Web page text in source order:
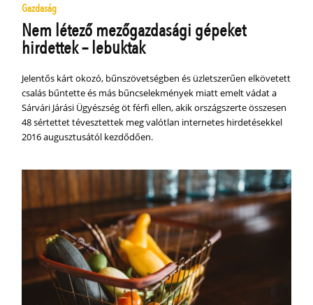
Gazdaság
Nem létező mezőgazdasági gépeket
hirdettek – lebuktak
Jelentős kárt okozó, bűnszövetségben és üzletszerűen elkövetett
csalás bűntette és más bűncselekmények miatt emelt vádat a
Sárvári Járási Ügyészség öt férfi ellen, akik országszerte összesen
48 sértettet tévesztettek meg valótlan internetes hirdetésekkel
2016 augusztusától kezdődően.